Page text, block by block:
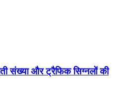
संख्या और ट्रैफिक सिग्नलों की